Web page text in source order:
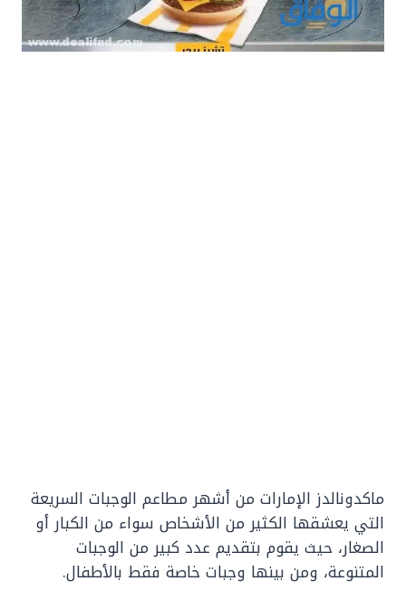
ماكدونالدز الإمارات من أشهر مطاعم الوجبات السريعة
التي يعشقها الكثير من الأشخاص سواء من الكبار أو
الصغار، حيث يقوم بتقديم عدد كبير من الوجبات
المتنوعة، ومن بينها وجبات خاصة فقط بالأطفال.